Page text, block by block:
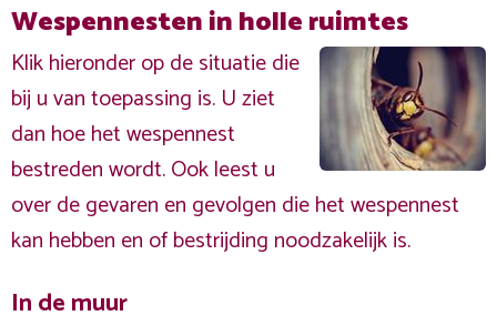
Wespennesten in holle ruimtes
Klik hieronder op de situatie die
bij u van toepassing is. U ziet
dan hoe het wespennest
bestreden wordt. Ook leest u
over de gevaren en gevolgen die het wespennest
kan hebben en of bestrijding noodzakelijk is.
In de muur